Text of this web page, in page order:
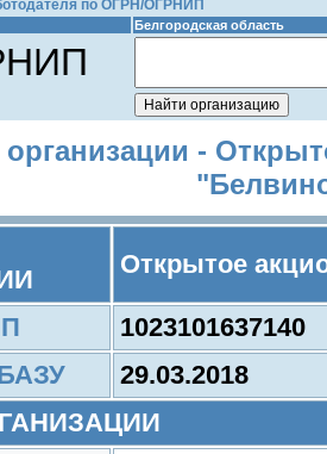
по ОГРН/ОГРНИП
Белгородская область
-
Открытое
1023101637140
29.03.2018